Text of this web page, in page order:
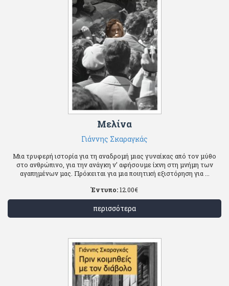
Μελίνα
Γιάννης Σκαραγκάς
Μια τρυφερή ιστορία για τη αναδρομή μιας γυναίκας από τον μύθο
στο ανθρώπινο, για την ανάγκη ν’ αφήσουμε ίχνη στη μνήμη των
αγαπημένων μας. Πρόκειται για μια ποιητική εξιστόρηση για ...
Έντυπο:12.00€
περισσότερα